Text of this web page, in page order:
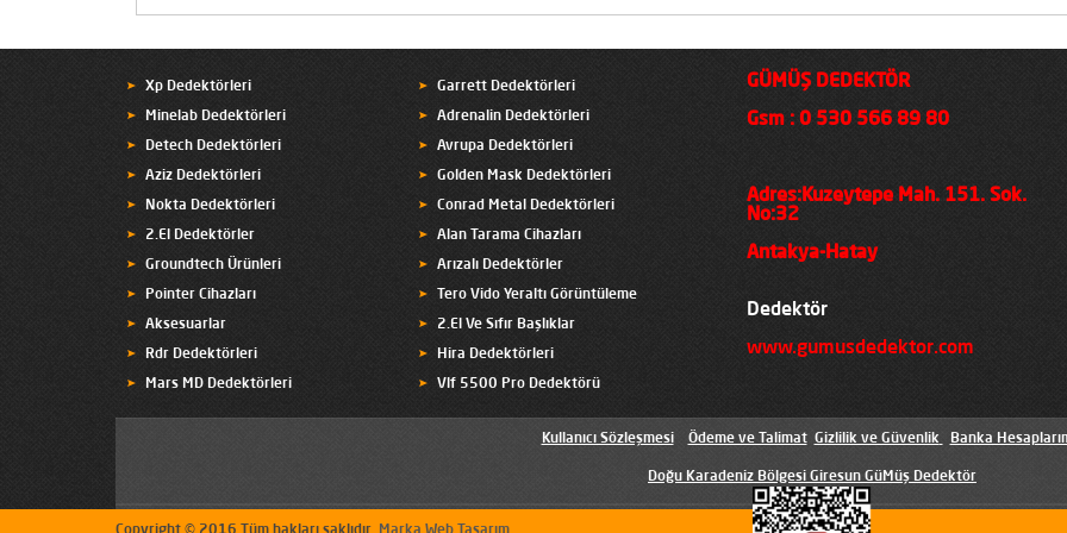
Xp Dedektörleri Garrett Dedektörleri
Minelab Dedektörleri Adrenalin Dedektörleri
Detech Dedektörleri Avrupa Dedektörleri
Aziz Dedektörleri Golden Mask Dedektörleri
Nokta Dedektörleri Conrad Metal Dedektörleri
2.El Dedektörler Alan Tarama Cihazları
Groundtech Ürünleri Arızalı Dedektörler
Pointer Cihazları Tero Vido Yeraltı Görüntüleme
Aksesuarlar 2.El Ve Sıfır Başlıklar
Rdr Dedektörleri Hira Dedektörleri
Mars MD Dedektörleri Vlf 5500 Pro Dedektörü
GÜMÜŞ DEDEKTÖR
Gsm : 0 530 566 89 80
Adres:Kuzeytepe Mah. 151. Sok.
No:32
Antakya-Hatay
Dedektör
www.gumusdedektor.com
Kullanıcı Sözleşmesi Ödeme ve Talimat Gizlilik ve Güvenlik Banka
Doğu Karadeniz Bölgesi Giresun GüMüş Dedektör